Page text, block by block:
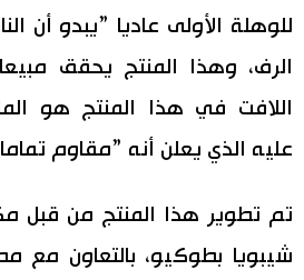
للوهلة الأولى عاديا ”يبدو أن
الرف، وهذا المنتج يحقق
اللافت في هذا المنتج هو
عليه الذي يعلن أنه ”مقاوم
تم تطوير هذا المنتج من
شيبويا بطوكيو، بالتعاون مع